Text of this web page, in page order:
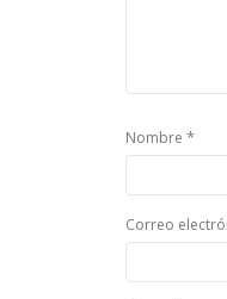
Nombre *
Correo